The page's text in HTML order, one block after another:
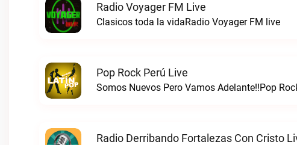
Radio Voyager FM Live
Clasicos toda la vidaRadio Voyager FM live
Pop Rock Perú Live
Somos Nuevos Pero Vamos Adelante!!Pop
Radio Derribando Fortalezas Con Cristo